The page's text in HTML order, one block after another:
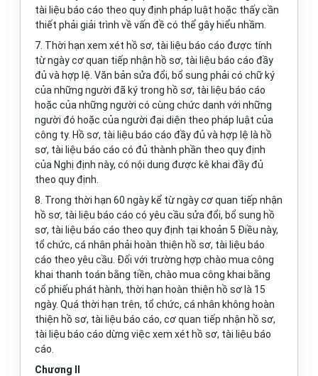
tài liệu báo cáo theo quy định pháp luật hoặc thấy cần
thiết phải giải trình về vấn đề có thể gây hiểu nhầm.
7. Thời hạn xem xét hồ sơ, tài liệu báo cáo được tính
từ ngày cơ quan tiếp nhận hồ sơ, tài liệu báo cáo đầy
đủ và hợp lệ. Văn bản sửa đổi, bổ sung phải có chữ ký
của những người đã ký trong hồ sơ, tài liệu báo cáo
hoặc của những người có cùng chức danh với những
người đó hoặc của người đại diện theo pháp luật của
công ty. Hồ sơ, tài liệu báo cáo đầy đủ và hợp lệ là hồ
sơ, tài liệu báo cáo có đủ thành phần theo quy định
của Nghị định này, có nội dung được kê khai đầy đủ
theo quy định.
8. Trong thời hạn 60 ngày kể từ ngày cơ quan tiếp nhận
hồ sơ, tài liệu báo cáo có yêu cầu sửa đổi, bổ sung hồ
sơ, tài liệu báo cáo theo quy định tại khoản 5 Điều này,
tổ chức, cá nhân phải hoàn thiện hồ sơ, tài liệu báo
cáo theo yêu cầu. Đối với trường hợp chào mua công
khai thanh toán bằng tiền, chào mua công khai bằng
cổ phiếu phát hành, thời hạn hoàn thiện hồ sơ là 15
ngày. Quá thời hạn trên, tổ chức, cá nhân không hoàn
thiện hồ sơ, tài liệu báo cáo, cơ quan tiếp nhận hồ sơ,
tài liệu báo cáo dừng việc xem xét hồ sơ, tài liệu báo
cáo.
Chương II